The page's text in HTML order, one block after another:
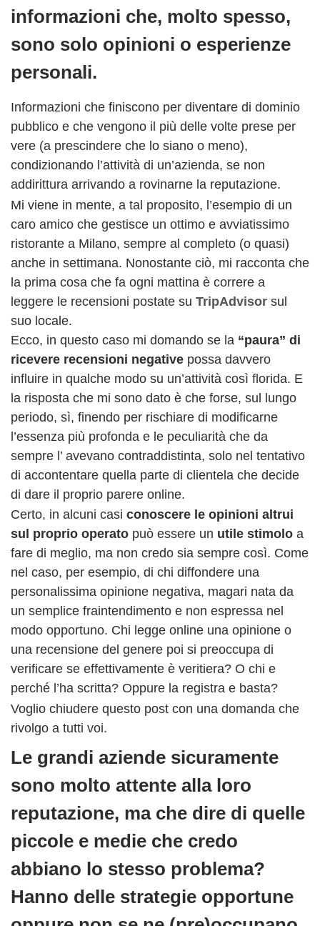
informazioni che, molto spesso,
sono solo opinioni o esperienze
personali.
Informazioni che finiscono per diventare di dominio
pubblico e che vengono il più delle volte prese per
vere (a prescindere che lo siano o meno),
condizionando l’attività di un’azienda, se non
addirittura arrivando a rovinarne la reputazione.
Mi viene in mente, a tal proposito, l’esempio di un
caro amico che gestisce un ottimo e avviatissimo
ristorante a Milano, sempre al completo (o quasi)
anche in settimana. Nonostante ciò, mi racconta che
la prima cosa che fa ogni mattina è correre a
leggere le recensioni postate su TripAdvisor sul
suo locale.
Ecco, in questo caso mi domando se la “paura” di
ricevere recensioni negative possa davvero
influire in qualche modo su un’attività così florida. E
la risposta che mi sono dato è che forse, sul lungo
periodo, sì, finendo per rischiare di modificarne
l’essenza più profonda e le peculiarità che da
sempre l’ avevano contraddistinta, solo nel tentativo
di accontentare quella parte di clientela che decide
di dare il proprio parere online.
Certo, in alcuni casi conoscere le opinioni altrui
sul proprio operato può essere un utile stimolo a
fare di meglio, ma non credo sia sempre così. Come
nel caso, per esempio, di chi diffondere una
personalissima opinione negativa, magari nata da
un semplice fraintendimento e non espressa nel
modo opportuno. Chi legge online una opinione o
una recensione del genere poi si preoccupa di
verificare se effettivamente è veritiera? O chi e
perché l’ha scritta? Oppure la registra e basta?
Voglio chiudere questo post con una domanda che
rivolgo a tutti voi.
Le grandi aziende sicuramente
sono molto attente alla loro
reputazione, ma che dire di quelle
piccole e medie che credo
abbiano lo stesso problema?
Hanno delle strategie opportune